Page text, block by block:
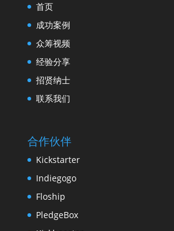
首页
成功案例
众筹视频
经验分享
招贤纳士
联系我们
合作伙伴
Kickstarter
Indiegogo
Floship
PledgeBox